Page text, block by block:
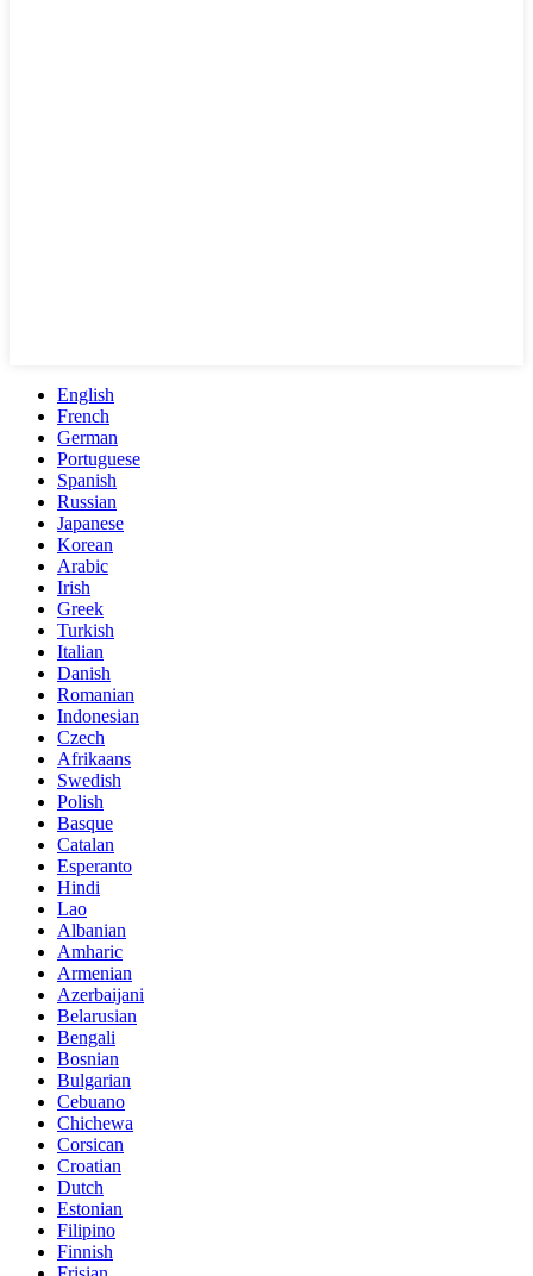
English
French
German
Portuguese
Spanish
Russian
Japanese
Korean
Arabic
Irish
Greek
Turkish
Italian
Danish
Romanian
Indonesian
Czech
Afrikaans
Swedish
Polish
Basque
Catalan
Esperanto
Hindi
Lao
Albanian
Amharic
Armenian
Azerbaijani
Belarusian
Bengali
Bosnian
Bulgarian
Cebuano
Chichewa
Corsican
Croatian
Dutch
Estonian
Filipino
Finnish